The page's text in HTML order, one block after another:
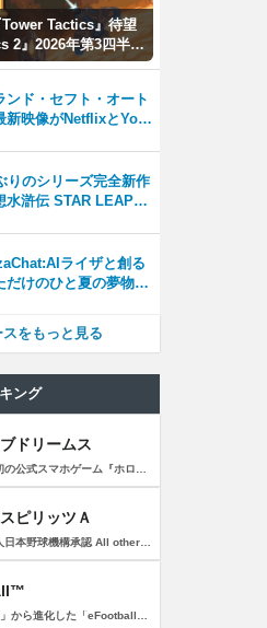
Tactics』待望
2』2026年第3四半期
ンド・セフト・オート
新映像がNetflixとYou
りのシリーズ完全新作
水滸伝 STAR LEAP』
ライザと創る
だけのひと夏の夢物
冒険を進めていくシス
これまでにない新鮮な
をもっと見る
ング
ドリームス
ピリッツＡ